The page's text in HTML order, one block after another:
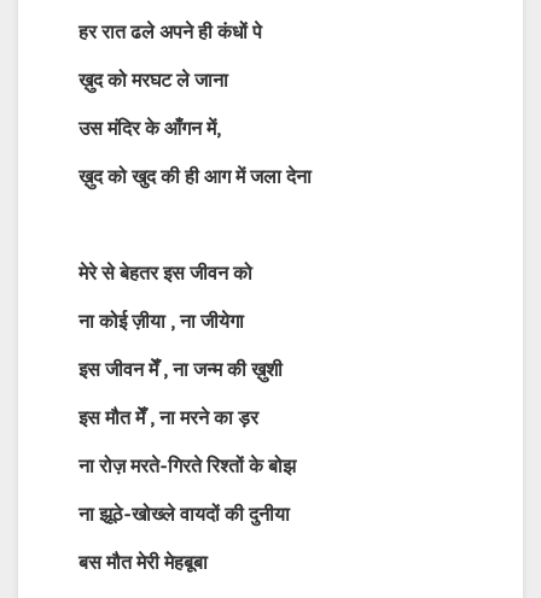
हर रात ढले अपने ही कंधों पे
ख़ुद को मरघट ले जाना
उस मंदिर के आँगन में,
ख़ुद को खुद की ही आग में जला देना
मेरे से बेहतर इस जीवन को
ना कोई ज़ीया , ना जीयेगा
इस जीवन मेँ , ना जन्म की ख़ुशी
इस मौत मेँ , ना मरने का ड़र
ना रोज़ मरते-गिरते रिश्तों के बोझ
ना झूठे-खोख्ले वायदों की दुनीया
बस मौत मेरी मेहबूबा